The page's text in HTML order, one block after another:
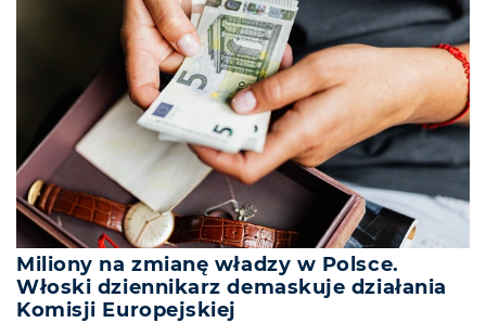
Miliony na zmianę władzy w Polsce.
Włoski dziennikarz demaskuje działania
Komisji Europejskiej